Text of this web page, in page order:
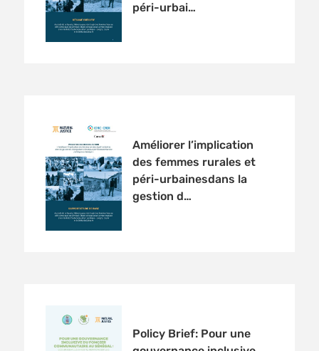
péri-urbai…
Améliorer l’implication
des femmes rurales et
péri-urbainesdans la
gestion d…
Policy Brief: Pour une